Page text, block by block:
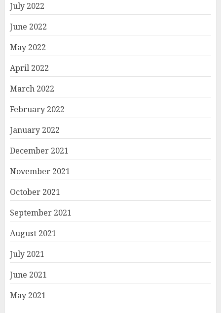
July 2022
June 2022
May 2022
April 2022
March 2022
February 2022
January 2022
December 2021
November 2021
October 2021
September 2021
August 2021
July 2021
June 2021
May 2021